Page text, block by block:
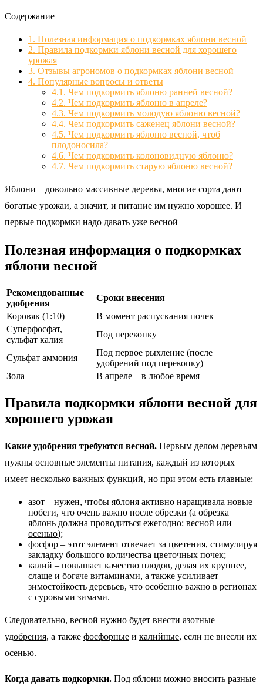
Содержание
1. Полезная информация о подкормках яблони весной
2. Правила подкормки яблони весной для хорошего
урожая
3. Отзывы агрономов о подкормках яблони весной
4. Популярные вопросы и ответы
4.1. Чем подкормить яблоню ранней весной?
4.2. Чем подкормить яблоню в апреле?
4.3. Чем подкормить молодую яблоню весной?
4.4. Чем подкормить саженец яблони весной?
4.5. Чем подкормить яблоню весной, чтоб
плодоносила?
4.6. Чем подкормить колоновидную яблоню?
4.7. Чем подкормить старую яблоню весной?
Яблони – довольно массивные деревья, многие сорта дают
богатые урожаи, а значит, и питание им нужно хорошее. И
первые подкормки надо давать уже весной
Полезная информация о подкормках
яблони весной
Рекомендованные
удобрения
Сроки внесения
Коровяк (1:10)
В момент распускания почек
Суперфосфат,
сульфат калия
Под перекопку
Сульфат аммония
Под первое рыхление (после
удобрений под перекопку)
Зола
В апреле – в любое время
Правила подкормки яблони весной для
хорошего урожая
Какие удобрения требуются весной. Первым делом деревьям
нужны основные элементы питания, каждый из которых
имеет несколько важных функций, но при этом есть главные:
азот – нужен, чтобы яблоня активно наращивала новые
побеги, что очень важно после обрезки (а обрезка
яблонь должна проводиться ежегодно: весной или
осенью);
фосфор – этот элемент отвечает за цветения, стимулируя
закладку большого количества цветочных почек;
калий – повышает качество плодов, делая их крупнее,
слаще и богаче витаминами, а также усиливает
зимостойкость деревьев, что особенно важно в регионах
с суровыми зимами.
Следовательно, весной нужно будет внести азотные
удобрения, а также фосфорные и калийные, если не внесли их
осенью.
Когда давать подкормки. Под яблони можно вносить разные